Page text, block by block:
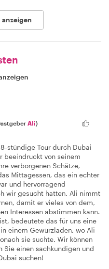
Ali)
stündige Tour durch Dubai
beeindruckt von seinem
verborgenen Schätze,
Mittagessen, das ein echter
und hervorragend
wir gesucht hatten. Ali nimmt
damit er vieles von dem,
Interessen abstimmen kann.
bedeutete das für uns eine
einem Gewürzladen, wo Ali
sie suchte. Wir können
Sie einen sachkundigen und
suchen!